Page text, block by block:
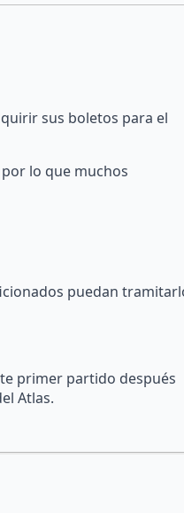
sus boletos para el
lo que muchos
puedan
primer partido después
Atlas.